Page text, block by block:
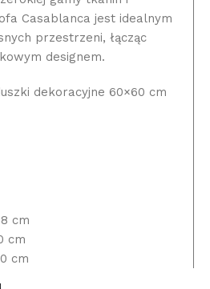
Casablanca jest idealnym
przestrzeni, łącząc
designem.
dekoracyjne 60×60 cm
cm
cm
cm